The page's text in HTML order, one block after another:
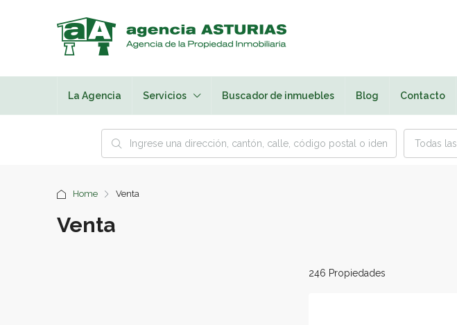
La Agencia Servicios Buscador de inmuebles Blog Contacto
Todas
Home Venta
Venta
246 Propiedades